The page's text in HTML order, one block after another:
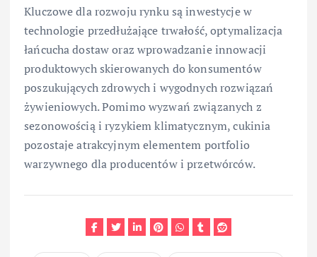
Kluczowe dla rozwoju rynku są inwestycje w
technologie przedłużające trwałość, optymalizacja
łańcucha dostaw oraz wprowadzanie innowacji
produktowych skierowanych do konsumentów
poszukujących zdrowych i wygodnych rozwiązań
żywieniowych. Pomimo wyzwań związanych z
sezonowością i ryzykiem klimatycznym, cukinia
pozostaje atrakcyjnym elementem portfolio
warzywnego dla producentów i przetwórców.